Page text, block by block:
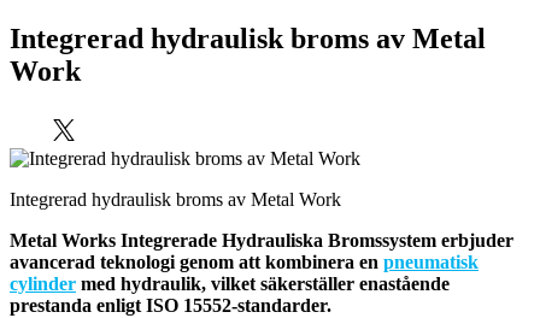
Integrerad hydraulisk broms av Metal
Work
Integrerad hydraulisk broms av Metal Work
Metal Works Integrerade Hydrauliska Bromssystem erbjuder
avancerad teknologi genom att kombinera en pneumatisk
cylinder med hydraulik, vilket säkerställer enastående
prestanda enligt ISO 15552-standarder.